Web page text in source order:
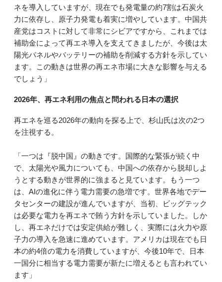
ネを導入していますが、現在でも発電量の約7割は石炭火
力に依存し、原子力発電も着実に増やしています。中国共
産党はコストに対して非常にシビアですから、これまでは
補助金によって再エネ導入を支えてきましたが、今後は太
陽光パネルやバッテリーの補助を削減する方針を示してい
ます。この動きは世界の再エネ市場に大きな影響を与える
でしょう」
2026年、再エネ利用の焦点と問われる日本の選択
再エネを巡る2026年の動向を探る上で、杉山氏は次の2つ
を注視する。
「一つは『脱中国』の動きです。国際的な緊張が続く中
で、太陽光や風力についても、中国への依存から脱却しよ
うとする動きが世界的に強まると見ています。もう一つ
は、AIの進化に伴う電力需要の急増です。世界各地でデー
タセンターの建設が進んでいますが、当初、ビッグテック
は必要な電力を再エネで賄う方針を示していました。しか
し、再エネだけでは安定供給が難しく、実際には火力や原
子力の導入を急速に進めています。アメリカは現在でも日
本の約4倍の電力を消費していますが、今後10年で、日本
一国分に相当する電力需要が新たに増えるとも言われてい
ます」